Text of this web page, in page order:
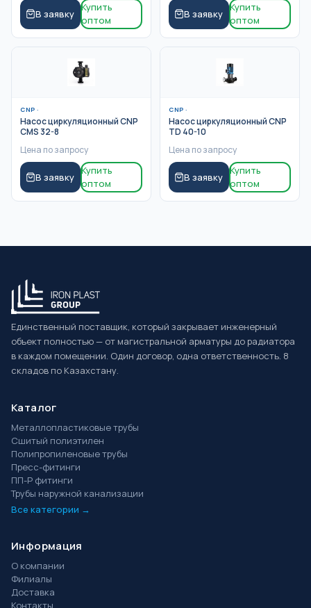
В заявку
Купить
оптом
В заявку
Купить
оптом
CNP ·
Насос циркуляционный CNP
CMS 32-8
Цена по запросу
В заявку
Купить
оптом
CNP ·
Насос циркуляционный CNP
TD 40-10
Цена по запросу
В заявку
Купить
оптом
Единственный поставщик, который закрывает инженерный
объект полностью — от магистральной арматуры до радиатора
в каждом помещении. Один договор, одна ответственность. 8
складов по Казахстану.
Каталог
Металлопластиковые трубы
Сшитый полиэтилен
Полипропиленовые трубы
Пресс-фитинги
ПП-Р фитинги
Трубы наружной канализации
Все категории →
Информация
О компании
Филиалы
Доставка
Контакты